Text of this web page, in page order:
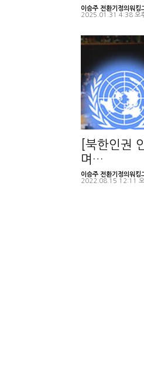
이승주 전환기정의워
2025.01.31 4:38 오
[북한인권
며…
이승주 전환기정의워
2022.08.15 12:11